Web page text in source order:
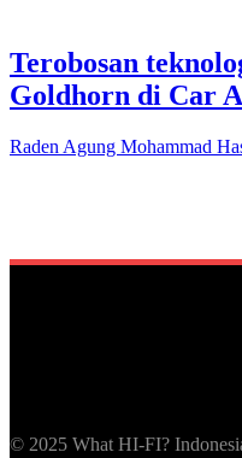
Terobosan
Goldhorn di Car
Raden Agung Mohammad
© 2025 What HI-FI?